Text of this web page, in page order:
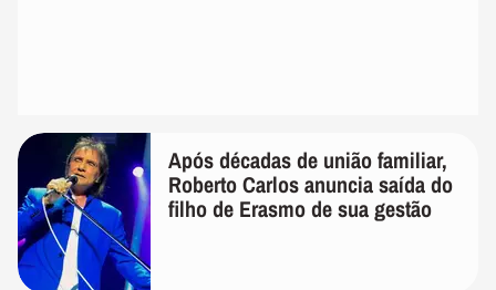
Após décadas de união familiar,
Roberto Carlos anuncia saída do
filho de Erasmo de sua gestão